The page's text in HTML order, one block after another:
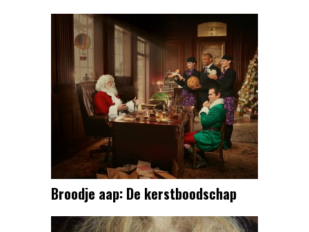
Broodje aap: De kerstboodschap